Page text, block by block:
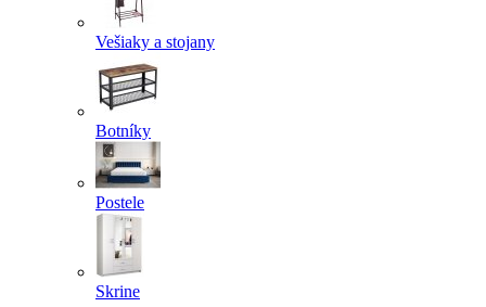
Vešiaky a stojany
Botníky
Postele
Skrine